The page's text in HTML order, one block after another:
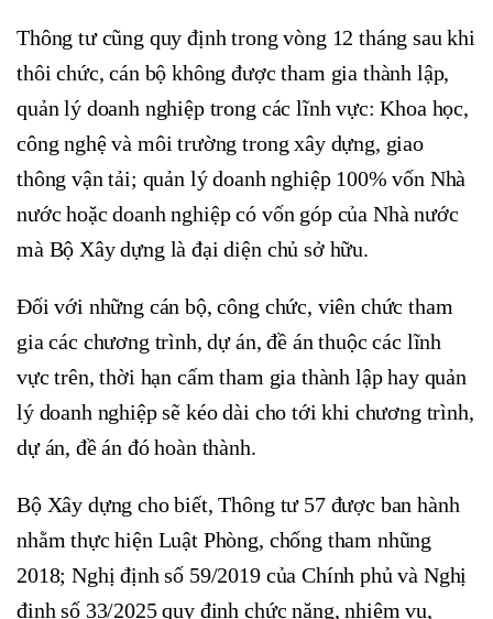
Thông tư cũng quy định trong vòng 12 tháng sau khi
thôi chức, cán bộ không được tham gia thành lập,
quản lý doanh nghiệp trong các lĩnh vực: Khoa học,
công nghệ và môi trường trong xây dựng, giao
thông vận tải; quản lý doanh nghiệp 100% vốn Nhà
nước hoặc doanh nghiệp có vốn góp của Nhà nước
mà Bộ Xây dựng là đại diện chủ sở hữu.
Đối với những cán bộ, công chức, viên chức tham
gia các chương trình, dự án, đề án thuộc các lĩnh
vực trên, thời hạn cấm tham gia thành lập hay quản
lý doanh nghiệp sẽ kéo dài cho tới khi chương trình,
dự án, đề án đó hoàn thành.
Bộ Xây dựng cho biết, Thông tư 57 được ban hành
nhằm thực hiện Luật Phòng, chống tham nhũng
2018; Nghị định số 59/2019 của Chính phủ và Nghị
định số 33/2025 quy định chức năng, nhiệm vụ,